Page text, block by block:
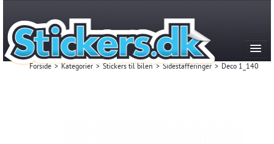
Forside > Kategorier > Stickers til bilen > Sidestafferinger > Deco 1_140